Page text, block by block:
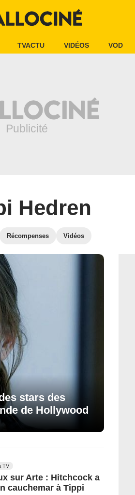
TVACTU VIDÉOS VOD
Hedren
Récompenses Vidéos
stars des
de Hollywood
TV
sur Arte : Hitchcock a
cauchemar à Tippi